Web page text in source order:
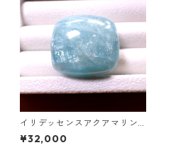
イリデッセンスアクアマリン 1
27.5ct 32.0mm*29.0mm*15.
7mm
¥32,000